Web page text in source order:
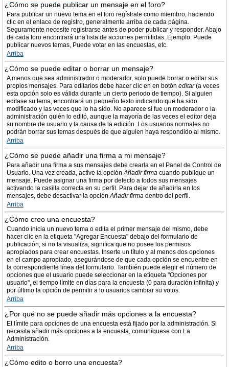
¿Cómo se puede publicar un mensaje en el foro?
Para publicar un nuevo tema en el foro regístrate como miembro, haciendo
clic en el enlace de registro, generalmente arriba de cada página.
Seguramente necesite registrarse antes de poder publicar y responder. Abajo
de cada foro encontrará una lista de acciones permitidas. Ejemplo: Puede
publicar nuevos temas, Puede votar en las encuestas, etc.
Arriba
¿Cómo se puede editar o borrar un mensaje?
A menos que sea administrador o moderador, solo puede borrar o editar sus
propios mensajes. Para editarlos debe hacer clic en en botón editar(a veces
esta opción solo es válida durante un cierto periodo de tiempo). Si alguien
editase su tema, encontrará un pequeño texto indicando que ha sido
modificado y las veces que lo ha sido. No aparece si fue un moderador o la
administración quién lo editó, aunque la mayoría de las veces el editor deja
su nombre de usuario y la causa de la edición. Los usuarios normales no
podrán borrar sus temas después de que alguien haya respondido al mismo.
Arriba
¿Cómo se puede añadir una firma a mi mensaje?
Para añadir una firma a sus mensajes debe crearla en el Panel de Control de
Usuario. Una vez creada, active la opciónAñadir firma cuando publique un
mensaje. Puede asignar una firma por defecto a todos sus mensajes
activando la casilla correcta en su perfil. Para dejar de añadirla en los
mensajes, debe desactivar la opciónAñadir firma dentro del perfil.
Arriba
¿Cómo creo una encuesta?
Cuando inicia un nuevo tema o edita el primer mensaje del mismo, debe
hacer clic en la etiqueta "Agregar Encuesta" debajo del formulario de
publicación; si no la visualiza, significa que no posee los permisos
apropiados para crear encuestas. Inserte un título y al menos dos opciones
en el campo apropiado, asegurándose de que cada opción se encuentre en
la correspondiente línea del formulario. También puede elegir el número de
opciones que el usuario puede seleccionar en la etiqueta "Opciones por
usuario", el tiempo límite en días para la encuesta (0 para duración infinita) y
por último la opción de permitir a lo usuarios cambiar su votos.
Arriba
¿Por qué no se puede añadir más opciones a la encuesta?
El límite para opciones de una encuesta está fijado por la administración. Si
necesita añadir más opciones a la encuesta, comuníquese con La
Administración.
Arriba
¿Cómo edito o borro una encuesta?